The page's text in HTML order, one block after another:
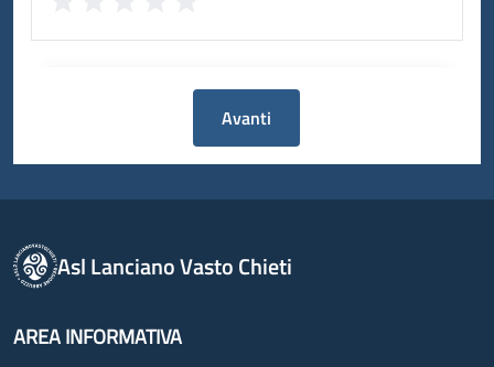
Avanti
Asl Lanciano Vasto Chieti
AREA INFORMATIVA